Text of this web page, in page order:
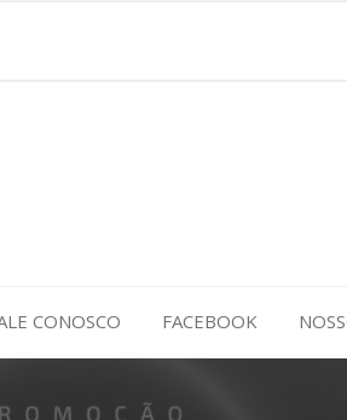
CONOSCO FACEBOOK